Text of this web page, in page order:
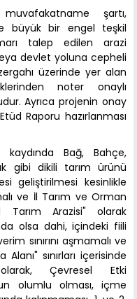
şartı,
büyük bir engel teşkil
talep edilen arazi
devlet yoluna cepheli
üzerinde yer alan
noter onaylı
Ayrıca projenin onay
Raporu hazırlanması
kaydında Bağ, Bahçe,
gibi dikili tarım ürünü
geliştirilmesi kesinlikle
ve İl Tarım ve Orman
Tarım Arazisi" olarak
olsa dahi, içindeki fiili
sınırını aşmamalı ve
sınırları içerisinde
Çevresel Etki
olumlu olması, içme